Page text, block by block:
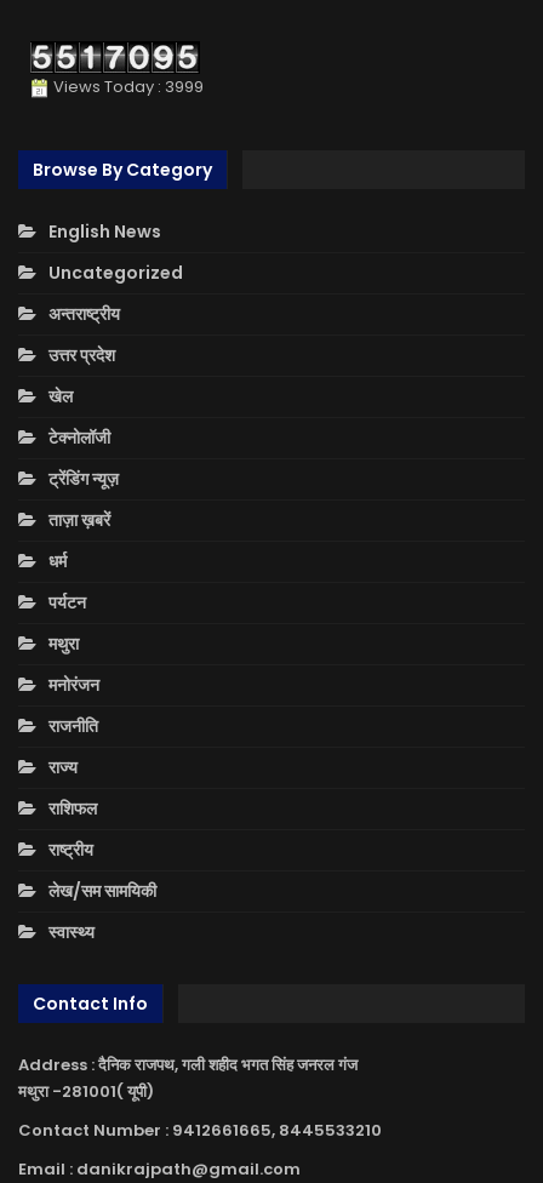
Views Today : 3999
Browse By Category
English News
Uncategorized
अन्तराष्ट्रीय
उत्तर प्रदेश
खेल
टेक्नोलॉजी
ट्रेंडिंग न्यूज़
ताज़ा ख़बरें
धर्म
पर्यटन
मथुरा
मनोरंजन
राजनीति
राज्य
राशिफल
राष्ट्रीय
लेख/सम सामयिकी
स्वास्थ्य
Contact Info
Address : दैनिक राजपथ, गली शहीद भगत सिंह जनरल गंज
मथुरा -281001( यूपी)
Contact Number : 9412661665, 8445533210
Email : danikrajpath@gmail.com